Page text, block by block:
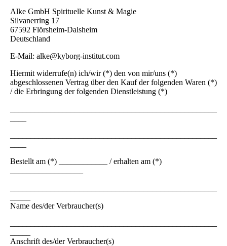
Alke GmbH Spirituelle Kunst & Magie
Silvanerring 17
67592 Flörsheim-Dalsheim
Deutschland
E-Mail: alke@kyborg-institut.com
Hiermit widerrufe(n) ich/wir (*) den von mir/uns (*)
abgeschlossenen Vertrag über den Kauf der folgenden Waren (*)
/ die Erbringung der folgenden Dienstleistung (*)
Bestellt am (*) ____________ / erhalten am (*)
Name des/der Verbraucher(s)
Anschrift des/der Verbraucher(s)